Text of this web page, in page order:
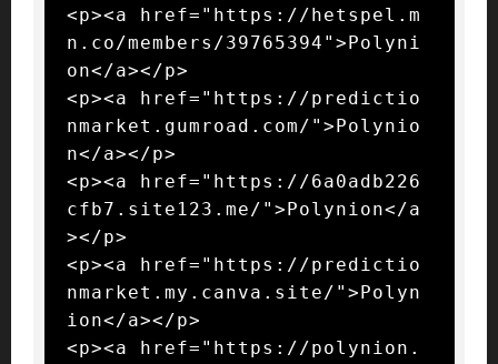
<p><a href="https://hetspel.m
n.co/members/39765394">Polyni
on</a></p>
<p><a href="https://predictio
nmarket.gumroad.com/">Polynio
n</a></p>
<p><a href="https://6a0adb226
cfb7.site123.me/">Polynion</a
></p>
<p><a href="https://predictio
nmarket.my.canva.site/">Polyn
ion</a></p>
<p><a href="https://polynion.